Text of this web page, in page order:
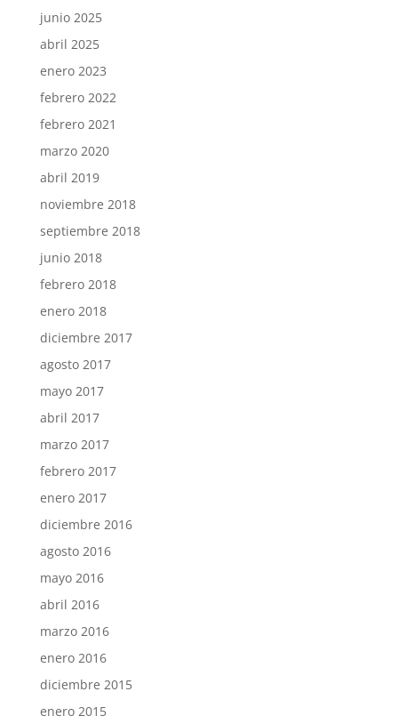
junio 2025
abril 2025
enero 2023
febrero 2022
febrero 2021
marzo 2020
abril 2019
noviembre 2018
septiembre 2018
junio 2018
febrero 2018
enero 2018
diciembre 2017
agosto 2017
mayo 2017
abril 2017
marzo 2017
febrero 2017
enero 2017
diciembre 2016
agosto 2016
mayo 2016
abril 2016
marzo 2016
enero 2016
diciembre 2015
enero 2015